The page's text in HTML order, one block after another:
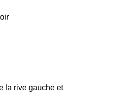
la rive gauche et